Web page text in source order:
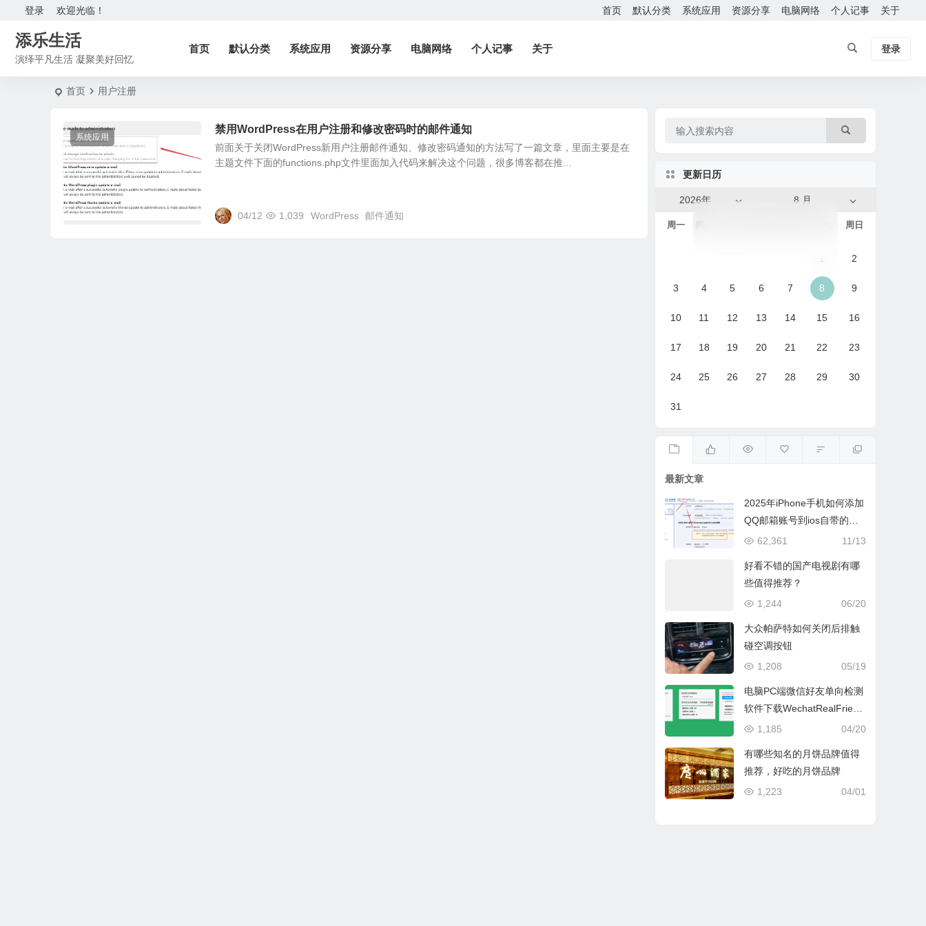
欢迎光临！
登录 首页 默认分类 系统应用 资源分享 电脑网络 个人记事 关于
添乐生活
演绎平凡生活 凝聚美好回忆
首页 默认分类 系统应用 资源分享 电脑网络 个人记事 关于 登录
首页 用户注册
系统应用
禁用WordPress在用户注册和修改密码时的邮件通知
前面关于关闭WordPress新用户注册邮件通知、修改密码通知的方法写了一篇文章，里面主要是在
主题文件下面的functions.php文件里面加入代码来解决这个问题，很多博客都在推...
04/12 1,039 WordPress 邮件通知
更新日历
8 月
2026年
周一 周日
2
3 4 5 6 7 8 9
10 11 12 13 14 15 16
17 18 19 20 21 22 23
24 25 26 27 28 29 30
31
最新文章
2025年iPhone手机如何添加
QQ邮箱账号到ios自带的邮
件App
11/13
62,361
好看不错的国产电视剧有哪
些值得推荐？
06/20
1,244
大众帕萨特如何关闭后排触
碰空调按钮
05/19
1,208
电脑PC端微信好友单向检测
软件下载WechatRealFriend
s_1.0.4
04/20
1,185
有哪些知名的月饼品牌值得
推荐，好吃的月饼品牌
04/01
1,223